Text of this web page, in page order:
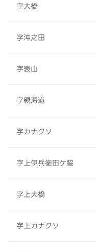
字大橋
字沖之田
字表山
字親海道
字カナクソ
字上伊兵衛田ケ脇
字上大橋
字上カナクソ